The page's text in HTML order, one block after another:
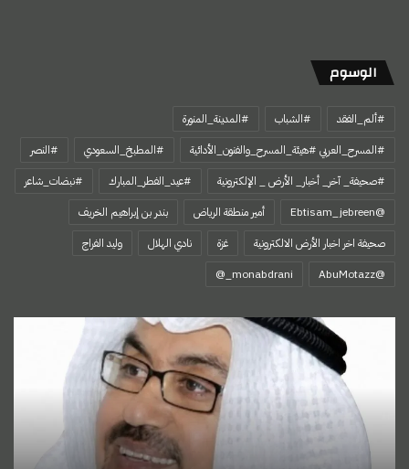
الوسوم
#ألم_الفقد #الشباب
#المدينة_المنورة
#المسرح_العربي #هيئة_المسرح_والفنون_الأدائية
#المطبخ_السعودي
#النصر
#صحيفة_ آخر_ أخبار_ الأرض _ الإلكترونية
#عيد_الفطر_المبارك
#نبضات_شاعر
@Ebtisam_jebreen
أمير منطقة الرياض
بندر بن إبراهيم الخريف
صحيفة اخر اخبار الأرض الالكترونية
غزة نادي الهلال
وليد الفراج
‏@AbuMotazz